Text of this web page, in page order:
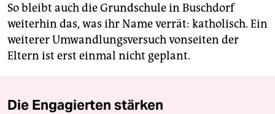
So bleibt auch die Grundschule in Buschdorf
weiterhin das, was ihr Name verrät: katholisch. Ein
weiterer Umwandlungsversuch vonseiten der
Eltern ist erst einmal nicht geplant.
Die Engagierten stärken